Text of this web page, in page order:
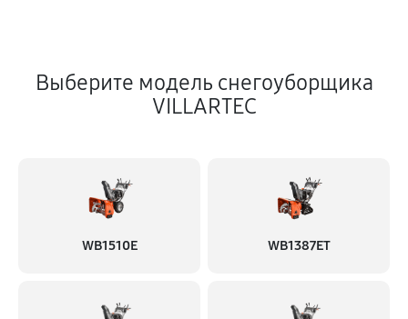
Выберите модель снегоуборщика
VILLARTEC
WB1510E WB1387ET